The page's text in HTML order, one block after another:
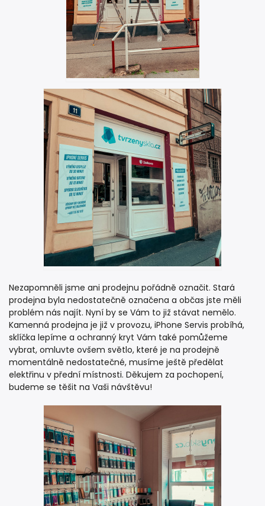
Nezapomněli jsme ani prodejnu pořádně označit. Stará
prodejna byla nedostatečně označena a občas jste měli
problém nás najít. Nyní by se Vám to již stávat nemělo.
Kamenná prodejna je již v provozu, iPhone Servis probíhá,
sklíčka lepíme a ochranný kryt Vám také pomůžeme
vybrat, omluvte ovšem světlo, které je na prodejně
momentálně nedostatečné, musíme ještě předělat
elektřinu v přední místnosti. Děkujem za pochopení,
budeme se těšit na Vaši návštěvu!